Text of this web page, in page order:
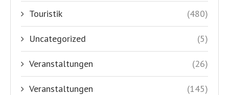
Touristik (480)
Uncategorized (5)
Veranstaltungen (26)
Veranstaltungen (145)